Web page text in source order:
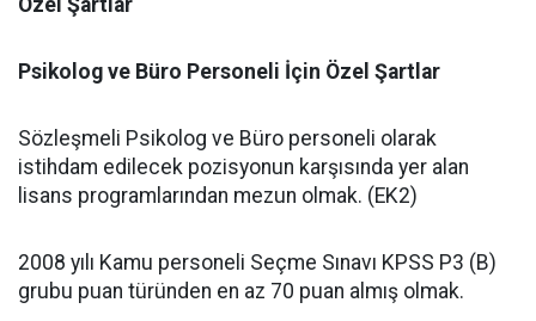
Özel Şartlar
Psikolog ve Büro Personeli İçin Özel Şartlar
Sözleşmeli Psikolog ve Büro personeli olarak
istihdam edilecek pozisyonun karşısında yer alan
lisans programlarından mezun olmak. (EK2)
2008 yılı Kamu personeli Seçme Sınavı KPSS P3 (B)
grubu puan türünden en az 70 puan almış olmak.